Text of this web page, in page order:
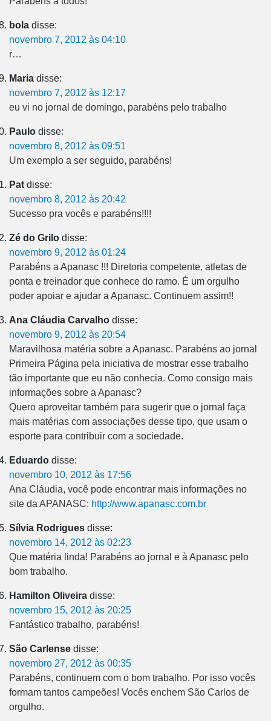
bola disse:
novembro 7, 2012 às 04:10
r…
Maria disse:
novembro 7, 2012 às 12:17
eu vi no jornal de domingo, parabéns pelo trabalho
Paulo disse:
novembro 8, 2012 às 09:51
Um exemplo a ser seguido, parabéns!
Pat disse:
novembro 8, 2012 às 20:42
Sucesso pra vocês e parabéns!!!!
Zé do Grilo disse:
novembro 9, 2012 às 01:24
Parabéns a Apanasc !!! Diretoria competente, atletas de
ponta e treinador que conhece do ramo. É um orgulho
poder apoiar e ajudar a Apanasc. Continuem assim!!
Ana Cláudia Carvalho disse:
novembro 9, 2012 às 20:54
Maravilhosa matéria sobre a Apanasc. Parabéns ao jornal
Primeira Página pela iniciativa de mostrar esse trabalho
tão importante que eu não conhecia. Como consigo mais
informações sobre a Apanasc?
Quero aproveitar também para sugerir que o jornal faça
mais matérias com associações desse tipo, que usam o
esporte para contribuir com a sociedade.
Eduardo disse:
novembro 10, 2012 às 17:56
Ana Cláudia, você pode encontrar mais informações no
site da APANASC: http://www.apanasc.com.br
Sílvia Rodrigues disse:
novembro 14, 2012 às 02:23
Que matéria linda! Parabéns ao jornal e à Apanasc pelo
bom trabalho.
Hamilton Oliveira disse:
novembro 15, 2012 às 20:25
Fantástico trabalho, parabéns!
São Carlense disse:
novembro 27, 2012 às 00:35
Parabéns, continuem com o bom trabalho. Por isso vocês
formam tantos campeões! Vocês enchem São Carlos de
orgulho.